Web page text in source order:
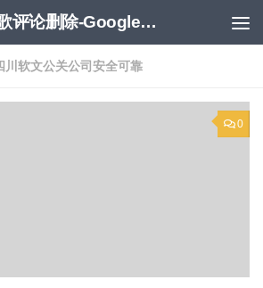
谷歌负面删除-谷歌评论删除-Google负面移除-Google负面评论删除
川软文公关公司安全可靠
0